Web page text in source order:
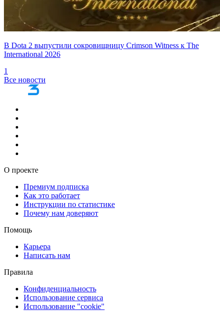
В Dota 2 выпустили сокровищницу Crimson Witness к The
International 2026
1
Все новости
О проекте
Премиум подписка
Как это работает
Инструкции по статистике
Почему нам доверяют
Помощь
Карьера
Написать нам
Правила
Конфиденциальность
Использование сервиса
Использование "cookie"